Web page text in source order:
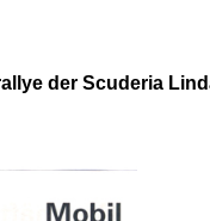
der Scuderia